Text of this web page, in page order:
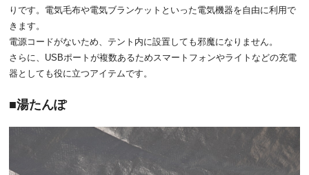
りです。電気毛布や電気ブランケットといった電気機器を自由に利用で
きます。
電源コードがないため、テント内に設置しても邪魔になりません。
さらに、USBポートが複数あるためスマートフォンやライトなどの充電
器としても役に立つアイテムです。
湯たんぽ